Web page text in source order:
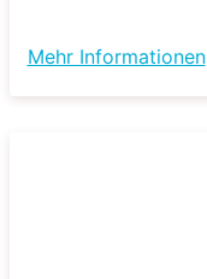
Mehr Informationen